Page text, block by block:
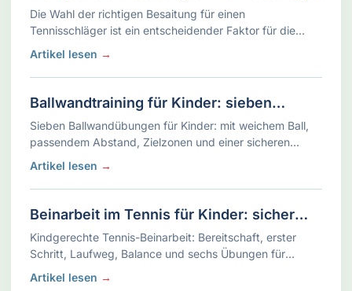
von Kindern
Die Wahl der richtigen Besaitung für einen
Tennisschläger ist ein entscheidender Faktor für die
Leistung und den Spielkomfort eines Kindes. Eltern und
Artikel lesen →
Ballwandtraining für Kinder: sieben
Übungen und eine sichere Progression
Sieben Ballwandübungen für Kinder: mit weichem Ball,
passendem Abstand, Zielzonen und einer sicheren
Progression zu längeren Serien.
Artikel lesen →
Beinarbeit im Tennis für Kinder: sicher
zum Ball statt hektisch hinterher
Kindgerechte Tennis-Beinarbeit: Bereitschaft, erster
Schritt, Laufweg, Balance und sechs Übungen für
Trainer und Eltern.
Artikel lesen →